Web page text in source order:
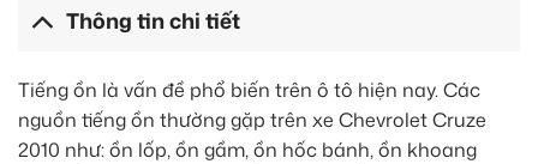
Thông tin chi tiết
Tiếng ồn là vấn đề phổ biến trên ô tô hiện nay. Các
nguồn tiếng ồn thường gặp trên xe Chevrolet Cruze
2010 như: ồn lốp, ồn gầm, ồn hốc bánh, ồn khoang